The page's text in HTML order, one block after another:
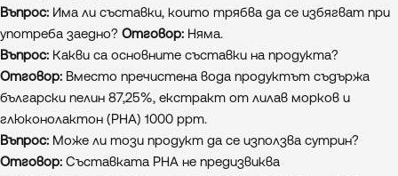
Въпрос: Има ли съставки, които трябва да се избягват при
употреба заедно? Отговор: Няма.
Въпрос: Какви са основните съставки на продукта?
Отговор: Вместо пречистена вода продуктът съдържа
български пелин 87,25%, екстракт от лилав морков и
глюконолактон (PHA) 1000 ppm.
Въпрос: Може ли този продукт да се използва сутрин?
Отговор: Съставката PHA не предизвиква